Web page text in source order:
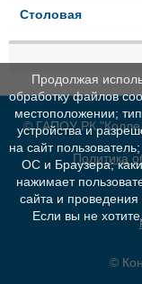
Столовая
© ГАПОУ РК
Политика
©
Продолжая
обработку файлов
местоположении;
устройства и
на сайт
ОС и Браузера;
нажимает
сайта и проведения
Если вы не